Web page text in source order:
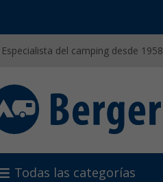
Especialista del camping desde 1958
Todas las categorías